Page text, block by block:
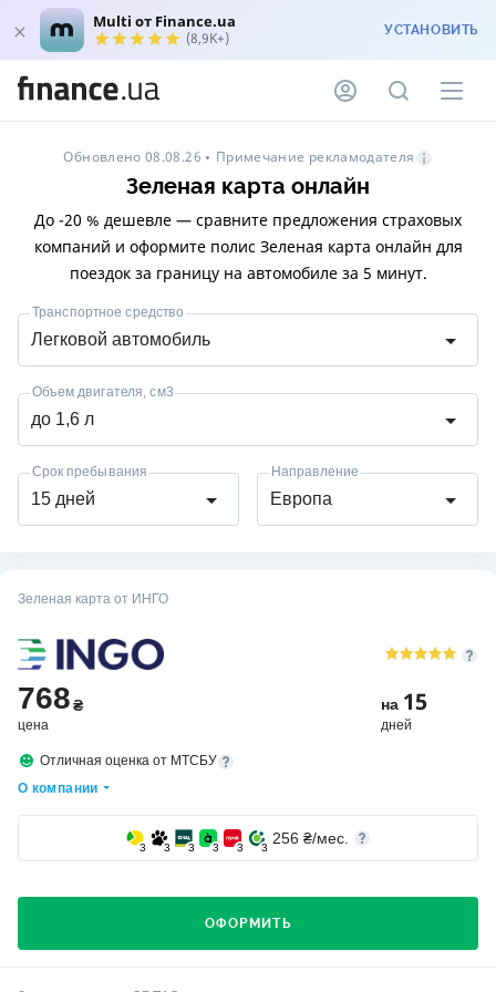
Multi от Finance.ua
(8,9K+) УСТАНОВИТЬ
Обновлено 08.08.26 Примечание рекламодателя
Зеленая карта онлайн
До -20 % дешевле — сравните предложения страховых
компаний и оформите полис Зеленая карта онлайн для
поездок за границу на автомобиле за 5 минут.
Легковой автомобиль
Транспортное средство
до 1,6 л
Объем двигателя, см3
15 дней
Срок пребывания
Европа
Направление
Зеленая карта от ИНГО
768₴
цена
на 15
дней
Отличная оценка от МТСБУ
О компании
3 3 3 3 3 3
256 ₴/мес.
ОФОРМИТЬ
Кто выбирает страховую компанию ИНГО?